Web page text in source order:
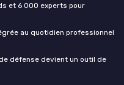
et 6 000 experts pour
au quotidien professionnel
défense devient un outil de